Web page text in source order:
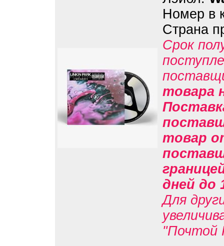
Номер в
Страна
Срок
товара
товар
дней до
Для
"Почтой